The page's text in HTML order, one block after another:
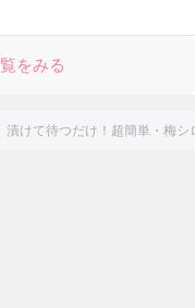
をみる
漬けて待つだけ！超簡単・梅シ